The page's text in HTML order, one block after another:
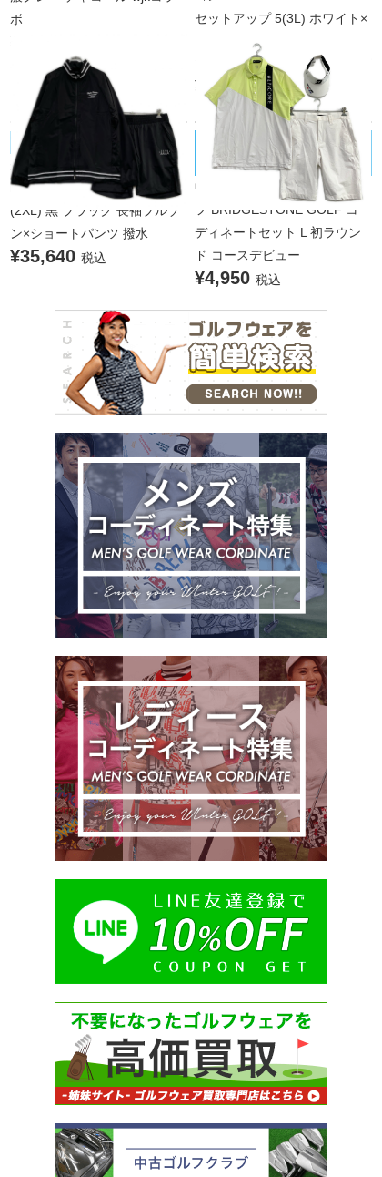
ボ
¥77,000
セットアップ 5(3L) ホワイト×
マルチカラー 白 半袖ポロシャ
ツ×ハーフパンツ 大きいサイズ
¥13,365 税込
muta MARINE/ムータマリン
未使用品 メンズ ムータマリン
muta MARINE セットアップ 8
(2XL) 黒 ブラック 長袖ブルゾ
ン×ショートパンツ 撥水
¥35,640 税込
BRIDGESTONE GOLF/ブリヂストン
ゴルフ
中古 メンズ ブリヂストンゴル
フ BRIDGESTONE GOLF コー
ディネートセット L 初ラウン
ド コースデビュー
¥4,950 税込